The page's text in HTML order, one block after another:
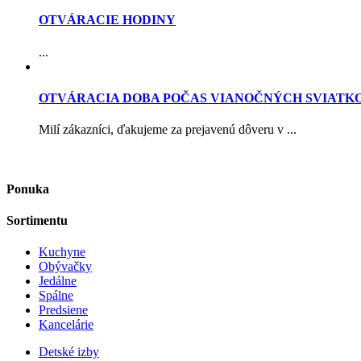
OTVÁRACIE HODINY
...
OTVÁRACIA DOBA POČAS VIANOČNÝCH
Milí zákazníci, ďakujeme za prejavenú dôveru v ...
Ponuka
Sortimentu
Kuchyne
Obývačky
Jedálne
Spálne
Predsiene
Kancelárie
Detské izby